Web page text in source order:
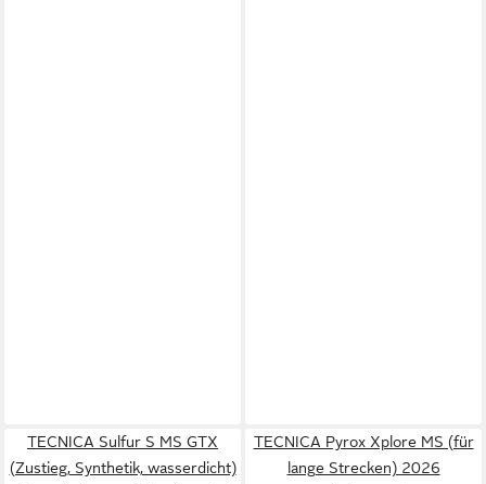
TECNICA Sulfur S MS GTX
(Zustieg, Synthetik, wasserdicht)
TECNICA Pyrox Xplore MS (für
lange Strecken) 2026